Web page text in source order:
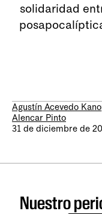
solidaridad
Agustín Acevedo
Alencar Pinto
31 de diciembre de
Nuestro